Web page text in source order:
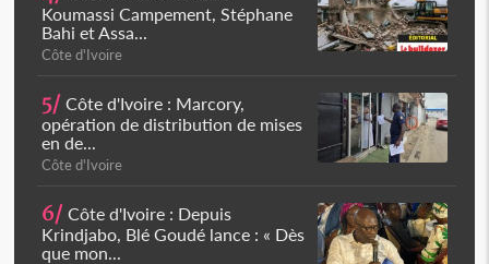
Koumassi Campement, Stéphane
Bahi et Assa...
Côte d'Ivoire
5/ Côte d'Ivoire : Marcory,
opération de distribution de mises
en de...
Côte d'Ivoire
6/ Côte d'Ivoire : Depuis
Krindjabo, Blé Goudé lance : « Dès
que mon...